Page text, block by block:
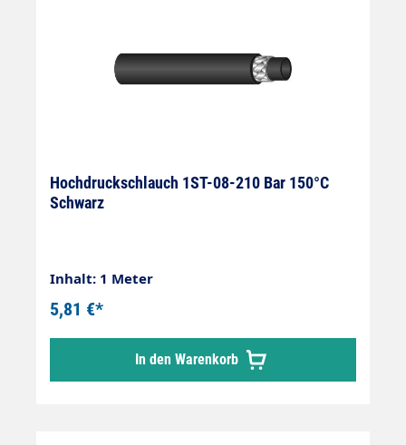
Hochdruckschlauch 1ST-08-210 Bar 150°C
Schwarz
Inhalt: 1 Meter
5,81 €*
In den Warenkorb